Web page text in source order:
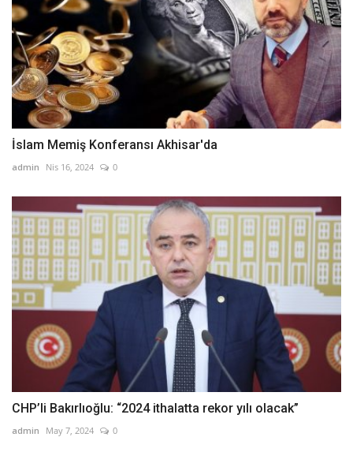
İslam Memiş Konferansı Akhisar'da
admin Nis 16, 2024 0
CHP’li Bakırlıoğlu: “2024 ithalatta rekor yılı olacak”
admin May 7, 2024 0